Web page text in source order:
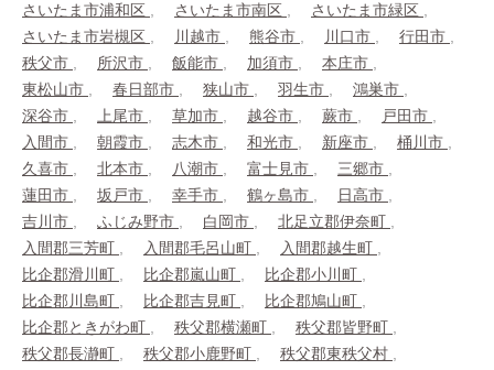
さいたま市浦和区
さいたま市南区
さいたま市緑区
さいたま市岩槻区
川越市 熊谷市 川口市
行田市
秩父市
所沢市 飯能市 加須市
本庄市
東松山市
春日部市 狭山市 羽生市
鴻巣市
深谷市
上尾市 草加市 越谷市 蕨市
戸田市
入間市
朝霞市 志木市 和光市 新座市
桶川市
久喜市
北本市 八潮市 富士見市
三郷市
蓮田市
坂戸市 幸手市 鶴ヶ島市
日高市
吉川市
ふじみ野市 白岡市
北足立郡伊奈町
入間郡三芳町
入間郡毛呂山町
入間郡越生町
比企郡滑川町
比企郡嵐山町
比企郡小川町
比企郡川島町
比企郡吉見町
比企郡鳩山町
比企郡ときがわ町
秩父郡横瀬町
秩父郡皆野町
秩父郡長瀞町
秩父郡小鹿野町
秩父郡東秩父村